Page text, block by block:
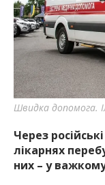
Швидка допомога.
Через
лікарнях
них – у